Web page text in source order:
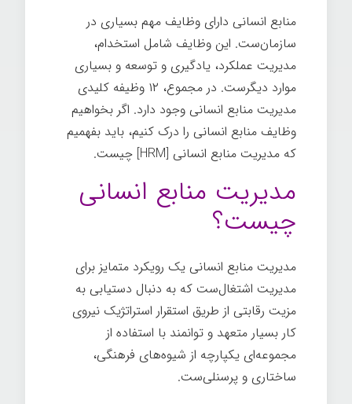
منابع انسانی دارای وظایف مهم بسیاری در
سازمان‌ست. این وظایف شامل استخدام،
مدیریت عملکرد، یادگیری و توسعه و بسیاری
موارد دیگرست. در مجموع، ۱۲ وظیفه کلیدی
مدیریت منابع انسانی وجود دارد. اگر بخواهیم
وظایف منابع انسانی را درک کنیم، باید بفهمیم
که مدیریت منابع انسانی [HRM] چیست.
مدیریت منابع انسانی
چیست؟
مدیریت منابع انسانی یک رویکرد متمایز برای
مدیریت اشتغال‌ست که به دنبال دستیابی به
مزیت رقابتی از طریق استقرار استراتژیک نیروی
کار بسیار متعهد و توانمند با استفاده از
مجموعه‌ای یکپارچه از شیوه‌های فرهنگی،
ساختاری و پرسنلی‌ست.